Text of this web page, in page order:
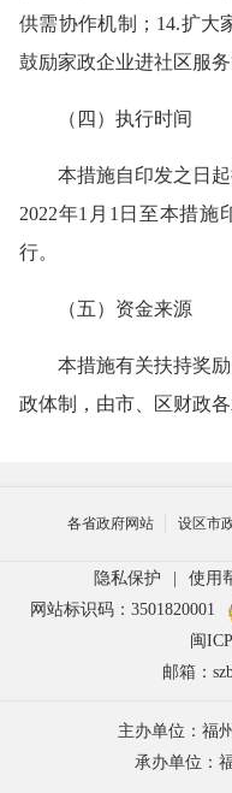
供需协作机制；14.扩大
鼓励家政企业进社区服务
（四）执行时间
本措施自印发之日起
2022年1月1日至本措施
行。
（五）资金来源
本措施有关扶持奖励
政体制，由市、区财政各
各省政府网站 设区市
隐私保护 使用
网站标识码：3501820001
闽
邮箱：
主办单位：福
承办单位：